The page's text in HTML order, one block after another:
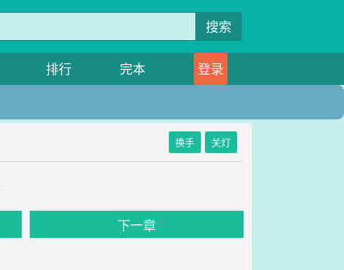
搜索
排行 完本
登录
换手 关灯
下一章